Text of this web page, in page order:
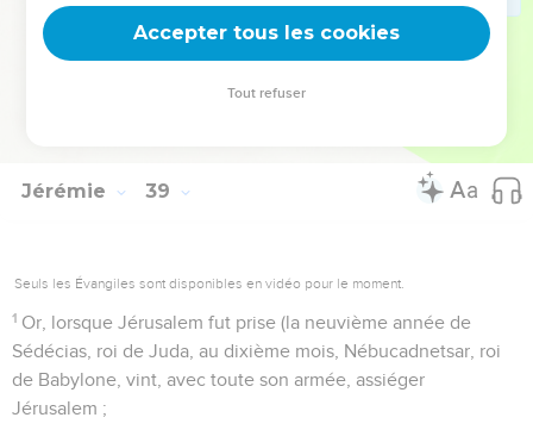
car on n'avait rien su de l'affaire.
Jérémie 39
Seuls les Évangiles sont disponibles en vidéo pour le moment.
1 Or, lorsque Jérusalem fut prise (la neuvième année de
Sédécias, roi de Juda, au dixième mois, Nébucadnetsar, roi
de Babylone, vint, avec toute son armée, assiéger
Jérusalem ;
Accepter tous les cookies
Tout refuser